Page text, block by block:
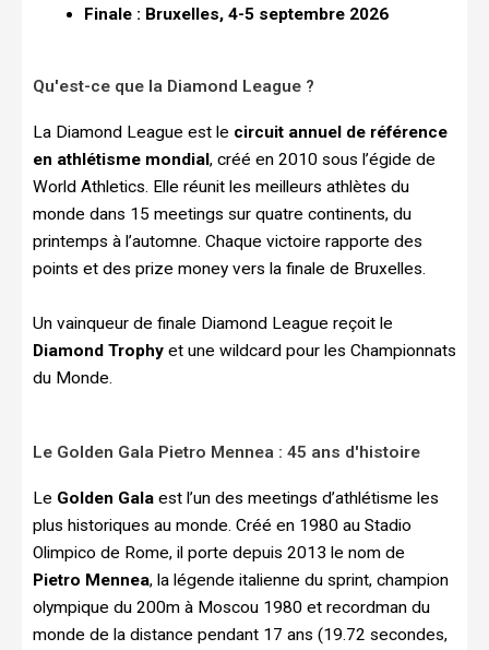
Finale : Bruxelles, 4-5 septembre 2026
Qu'est-ce que la Diamond League ?
La Diamond League est le circuit annuel de référence
en athlétisme mondial, créé en 2010 sous l’égide de
World Athletics. Elle réunit les meilleurs athlètes du
monde dans 15 meetings sur quatre continents, du
printemps à l’automne. Chaque victoire rapporte des
points et des prize money vers la finale de Bruxelles.
Un vainqueur de finale Diamond League reçoit le
Diamond Trophy et une wildcard pour les Championnats
du Monde.
Le Golden Gala Pietro Mennea : 45 ans d'histoire
Le Golden Gala est l’un des meetings d’athlétisme les
plus historiques au monde. Créé en 1980 au Stadio
Olimpico de Rome, il porte depuis 2013 le nom de
Pietro Mennea, la légende italienne du sprint, champion
olympique du 200m à Moscou 1980 et recordman du
monde de la distance pendant 17 ans (19.72 secondes,